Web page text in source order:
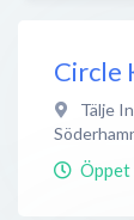
Circle
Tälje
Öppet